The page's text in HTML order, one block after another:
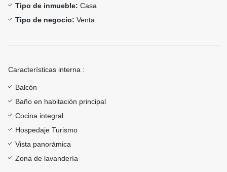
Tipo de inmueble: Casa
Tipo de negocio: Venta
Características interna :
Balcón
Baño en habitación principal
Cocina integral
Hospedaje Turismo
Vista panorámica
Zona de lavandería